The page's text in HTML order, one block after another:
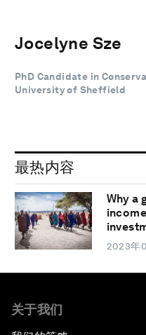
Jocelyne Sze
PhD Candidate in
University of Sheffield
最热内容
Why a
2023年
关于我们